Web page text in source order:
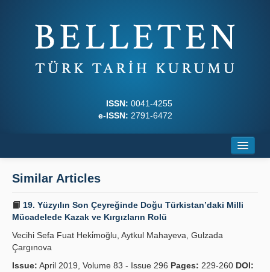
ISSN: 0041-4255
e-ISSN: 2791-6472
Journal Boards
Writing Rules
Principles
Similar Articles
19. Yüzyılın Son Çeyreğinde Doğu Türkistan’daki Milli
Mücadelede Kazak ve Kırgızların Rolü
Vecihi Sefa Fuat Heki̇moğlu, Aytkul Mahayeva, Gulzada
Çargınova
Issue: April 2019, Volume 83 - Issue 296 Pages: 229-260 DOI: